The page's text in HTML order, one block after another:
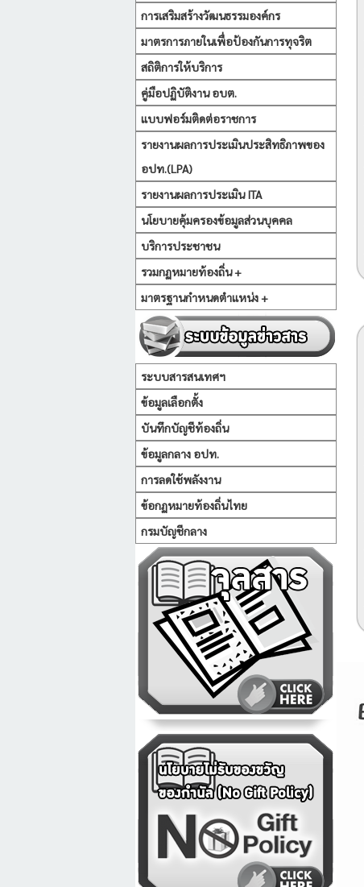
การเสริมสร้างวัฒนธรรมองค์กร
มาตรการภายในเพื่อป้องกันการทุจริต
สถิติการให้บริการ
คู่มือปฏิบัติงาน อบต.
แบบฟอร์มติดต่อราชการ
รายงานผลการประเมินประสิทธิภาพของ
อปท.(LPA)
รายงานผลการประเมิน ITA
นโยบายคุ้มครองข้อมูลส่วนบุคคล
บริการประชาชน
รวมกฏหมายท้องถิ่น +
มาตรฐานกำหนดตำแหน่ง +
ระบบสารสนเทศฯ
ข้อมูลเลือกตั้ง
บันทึกบัญชีท้องถิ่น
ข้อมูลกลาง อปท.
การลดใช้พลังงาน
ข้อกฏหมายท้องถิ่นไทย
กรมบัญชีกลาง